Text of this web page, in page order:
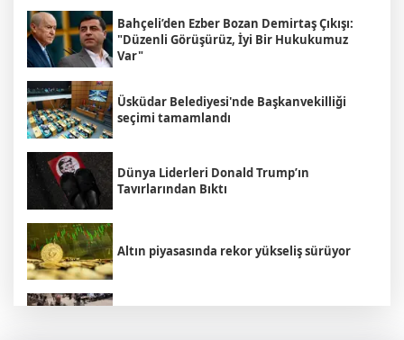
Bahçeli’den Ezber Bozan Demirtaş Çıkışı:
"Düzenli Görüşürüz, İyi Bir Hukukumuz
Var"
Üsküdar Belediyesi'nde Başkanvekilliği
seçimi tamamlandı
Dünya Liderleri Donald Trump’ın
Tavırlarından Bıktı
Altın piyasasında rekor yükseliş sürüyor